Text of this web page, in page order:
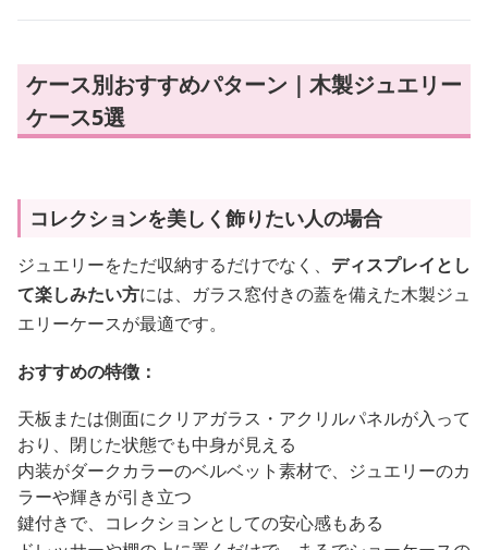
ケース別おすすめパターン｜木製ジュエリー
ケース5選
コレクションを美しく飾りたい人の場合
ジュエリーをただ収納するだけでなく、 ディスプレイとし
て楽しみたい方には、ガラス窓付きの蓋を備えた木製ジュ
エリーケースが最適です。
おすすめの特徴：
天板または側面にクリアガラス・アクリルパネルが入って
おり、閉じた状態でも中身が見える
内装がダークカラーのベルベット素材で、ジュエリーのカ
ラーや輝きが引き立つ
鍵付きで、コレクションとしての安心感もある